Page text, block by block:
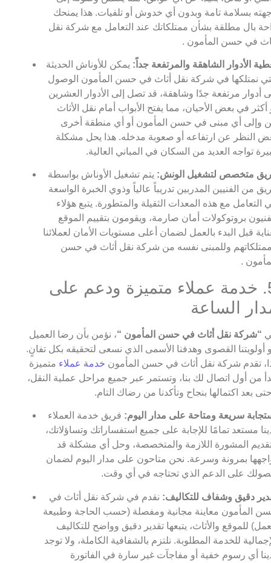
بسلامة تامة وبدون أي خدوش أو تلفيات. هذا يمنحك
بال مطلقة بشأن ممتلكاتك عند التعامل مع شركة نقل
في حسن المأمون .
الأدوار الشاهقة والمرتفعة جداً: يمكن للأوناش الحديثة
نمتلكها في شركة نقل أثاث في حسن المأمون الوصول
أدوار مرتفعة جدًا وشاهقة، قد تصل إلى الأدوار العشرين
أكثر في بعض الأحيان، مما يفتح الأبواب أمام نقل الأثاث
وإلى أي مبنى في حسن المأمون أو أي منطقة أخرى
النظر عن ارتفاعه أو صعوبة مدخله. هذا يحل مشكلة
تواجه العديد من السكان في المباني العالية.
متخصص لتشغيل الونش: يتم تشغيل الأوناش بواسطة
من الفنيين المدربين تدريباً عالياً وذوي الخبرة الواسعة
التعامل مع هذه المعدات الثقيلة والمتطورة. يتبع هؤلاء
بروتوكولات أمان صارمة، ويقومون بتقييم الموقع
قبل البدء بالعمل لضمان أعلى مستويات الأمان لعملائنا
وللمبنى نفسه من شركة نقل أثاث في حسن
.
5. خدمة عملاء متميزة ودعم على
الساعة
“شركة نقل أثاث في حسن المأمون “، نؤمن بأن رضا العميل
أولويتنا القصوى وهدفنا الأسمى الذي نسعى لتحقيقه بكل تفانٍ.
تقدم شركة نقل أثاث في حسن المأمون خدمة عملاء متميزة
من أول اتصال لك بنا، وتستمر عبر جميع مراحل عملية النقل،
بعد اكتمالها بنجاح وتأكدنا من رضاك التام.
سريعة ومتاحة على مدار اليوم: فريق خدمة العملاء
مستعد تمامًا للإجابة على جميع استفساراتك وتساؤلاتك،
المشورة اللازمة والمتخصصة، وحل أي مشكلة قد
بمرونة وسرعة. نحن متاحون على مدار اليوم لضمان
على الدعم الذي تحتاجه في أي وقت.
دقيق وشفاف للتكاليف: نقدم في شركة نقل أثاث في
المأمون معاينة مجانية ومفصلة (حسب الحاجة وطبيعة
للموقع والأثاث، يتبعها تقدير دقيق وواضح للتكاليف
للخدمة المطلوبة. نلتزم بالشفافية الكاملة، ولا توجد
أي رسوم خفية أو مفاجآت غير سارة في الفاتورة